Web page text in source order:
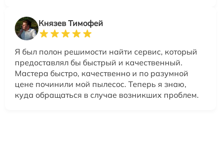
Князев Тимофей
Я был полон решимости найти сервис, который
предоставлял бы быстрый и качественный.
Мастера быстро, качественно и по разумной
цене починили мой пылесос. Теперь я знаю,
куда обращаться в случае возникших проблем.